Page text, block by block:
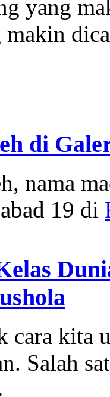
yang
makin
di
nama
19 di
cara kita
Salah